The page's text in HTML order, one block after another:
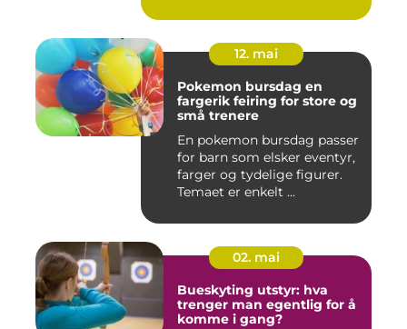
12. mai
Pokemon bursdag en
fargerik feiring for store og
små trenere
En pokemon bursdag passer
for barn som elsker eventyr,
farger og tydelige figurer.
Temaet er enkelt ...
02. mai
Bueskyting utstyr: hva
trenger man egentlig for å
komme i gang?